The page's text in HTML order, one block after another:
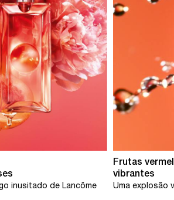
inusitado de Lancôme
Frutas
vibrantes
Uma explosão